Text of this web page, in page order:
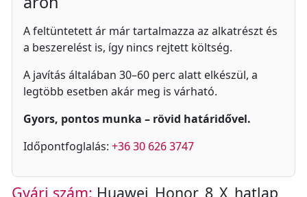
A feltüntetett ár már tartalmazza az alkatrészt és
a beszerelést is, így nincs rejtett költség.
A javítás általában 30–60 perc alatt elkészül, a
legtöbb esetben akár meg is várható.
Gyors, pontos munka – rövid határidővel.
Időpontfoglalás: +36 30 626 3747
Gyári szám: Huawei_Honor_8_X_hatlap